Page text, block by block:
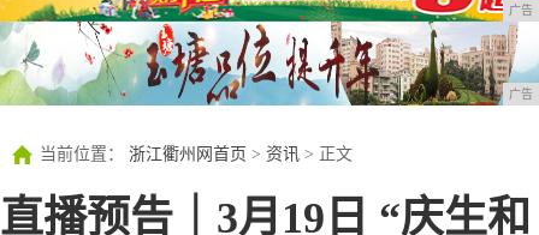
广告
广告
当前位置： 浙江衢州网首页 > 资讯 > 正文
直播预告｜3月19日 “庆生和